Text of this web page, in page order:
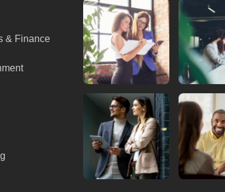
& Finance